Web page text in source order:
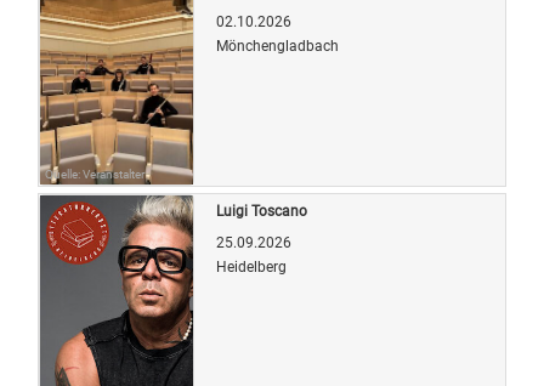
Quelle: Veranstalter
02.10.2026
Mönchengladbach
Luigi Toscano
25.09.2026
Heidelberg